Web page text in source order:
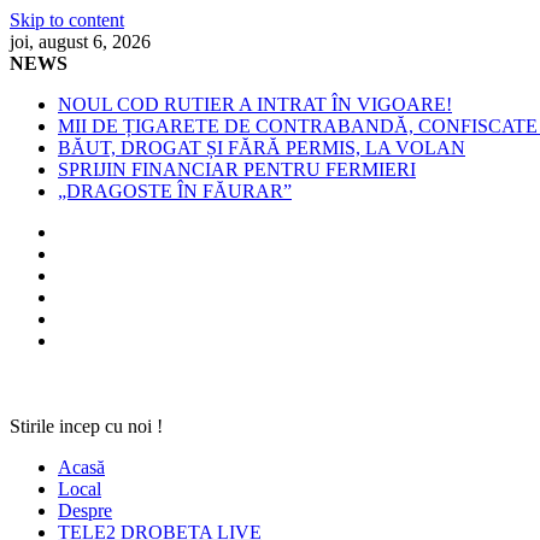
Skip to content
joi, august 6, 2026
NEWS
NOUL COD RUTIER A INTRAT ÎN VIGOARE!
MII DE ȚIGARETE DE CONTRABANDĂ,
BĂUT, DROGAT ȘI FĂRĂ PERMIS, LA VOLAN
SPRIJIN FINANCIAR PENTRU FERMIERI
„DRAGOSTE ÎN FĂURAR”
Stirile incep cu noi !
Acasă
Local
Despre
TELE2 DROBETA LIVE